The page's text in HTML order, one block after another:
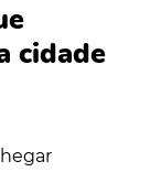
cidade